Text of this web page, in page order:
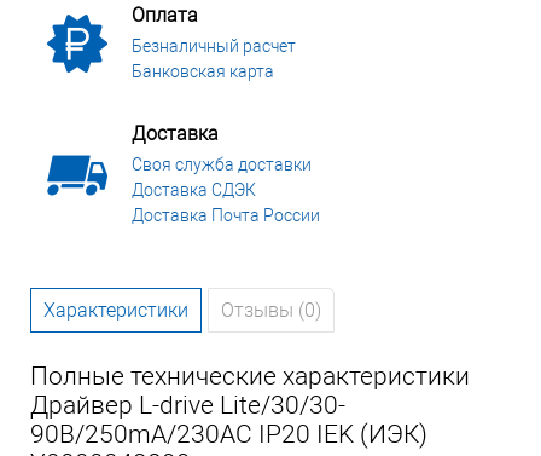
Оплата
Безналичный расчет
Банковская карта
Доставка
Своя служба доставки
Доставка СДЭК
Доставка Почта России
Характеристики Отзывы (0)
Полные технические характеристики
Драйвер L-drive Lite/30/30-
90В/250mA/230AC IP20 IEK (ИЭК)